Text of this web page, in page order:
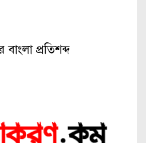
প্রতিশব্দ